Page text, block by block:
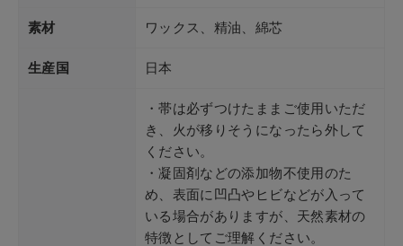
素材 ワックス、精油、綿芯
生産国 日本
・帯は必ずつけたままご使用いただ
き、火が移りそうになったら外して
ください。
・凝固剤などの添加物不使用のた
め、表面に凹凸やヒビなどが入って
いる場合がありますが、天然素材の
特徴としてご理解ください。